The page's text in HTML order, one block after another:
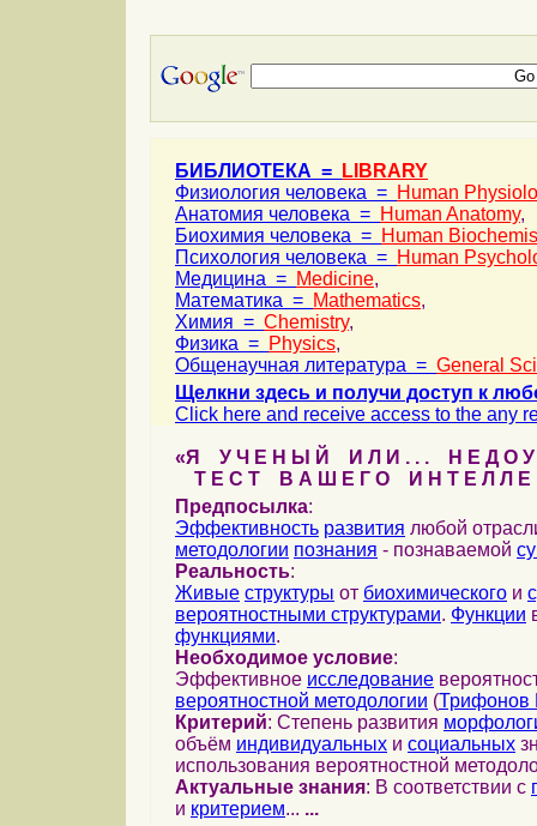
БИБЛИОТЕКА =
LIBRARY
Физиология человека = Human
Анатомия человека = Human Anatomy,
Биохимия человека = Human
Психология человека = Human
Медицина = Medicine,
Математика = Mathematics,
Химия = Chemistry,
Физика = Physics,
Общенаучная литература = General
Щелкни здесь и получи доступ к
Click here and receive access to the any
«Я У Ч Е Н Ы Й И Л И . . . Н Е Д О У
Т Е С Т В А Ш Е Г О И Н Т Е Л Л Е
Предпосылка:
Эффективность развития любой
методологии познания - познаваемой
Реальность:
Живые структуры от биохимического и
вероятностными структурами. Функции
функциями.
Необходимое условие:
Эффективное исследование
вероятностной методологии (Трифонов
Критерий: Степень развития
объём индивидуальных и социальных
использования вероятностной
Актуальные знания: В соответствии с
и критерием... ...